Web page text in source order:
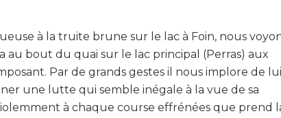
à la truite brune sur le lac à Foin, nous
au bout du quai sur le lac principal (Perras) aux
Par de grands gestes il nous implore de lui
une lutte qui semble inégale à la vue de sa
à chaque course effrénées que prend